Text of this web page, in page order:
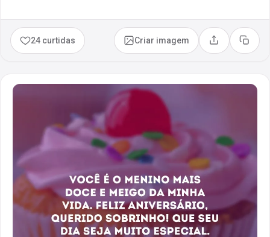
24 curtidas Criar imagem Compartilhar
Copiar